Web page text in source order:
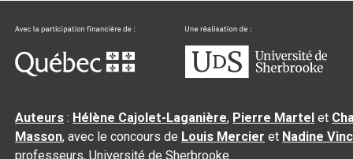
Auteurs : Hélène Cajolet-Laganière, Pierre Martel et
Masson, avec le concours de Louis Mercier et Nadine
professeurs, Université de Sherbrooke